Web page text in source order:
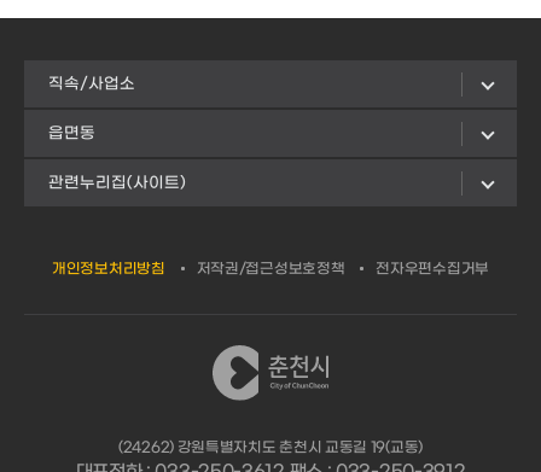
직속/사업소
읍면동
관련누리집(사이트)
개인정보처리방침 저작권/접근성보호정책 전자우편수집거부
(24262) 강원특별자치도 춘천시 교동길 19(교동)